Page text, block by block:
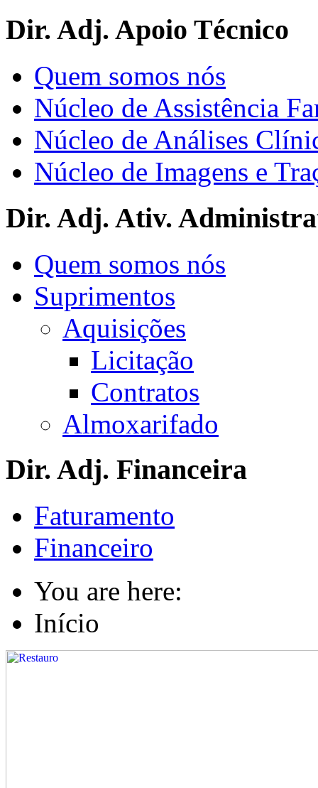
Dir. Adj. Apoio Técnico
Quem somos nós
Núcleo de Assistência
Núcleo de Análises
Núcleo de Imagens e
Dir. Adj. Ativ.
Quem somos nós
Suprimentos
Aquisições
Licitação
Contratos
Almoxarifado
Dir. Adj. Financeira
Faturamento
Financeiro
You are here:
Início